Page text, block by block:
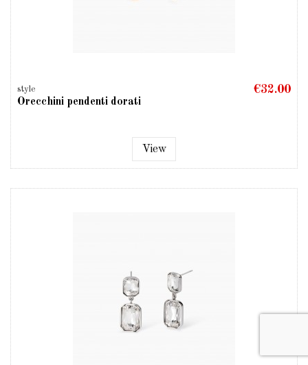
style
Orecchini pendenti dorati
€32.00
View